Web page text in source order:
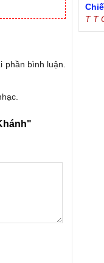
phần bình luận.
T T